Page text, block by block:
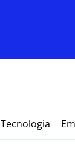
Tecnologia